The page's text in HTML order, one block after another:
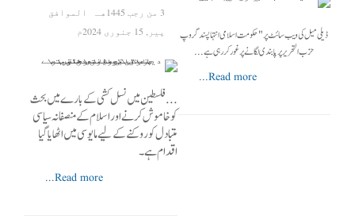
3 من رجب 1445هـ
الموافق
پیر, 15 جنوری 2024م
...فلسطین میں نسل کشی کے بارے میں بحث
کو خاموش کرنے اور اسلام کے منصفانہ سیاسی
متبادل کو روکنے کے لیے مایوسی میں اٹھایا گیا
اقدام ہے۔
Read more...
ڈیلی میل کی ویب سائٹ پر"حکومت اسلامی انتہا پسند گروپ
حزب التحریر پر پابندی لگانے پر غور کر رہی ہے...
Read more...